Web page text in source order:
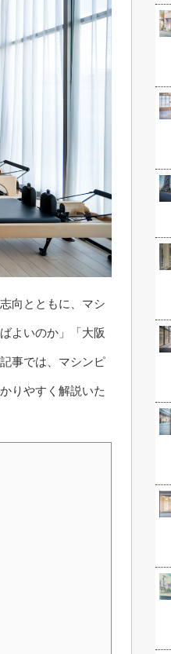
向とともに、マシ
よいのか」「大阪
事では、マシンピ
りやすく解説いた